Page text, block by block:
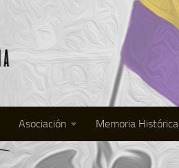
Asociación Memoria Histórica